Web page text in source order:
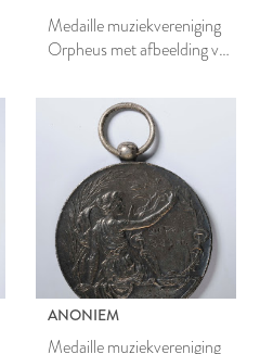
Medaille muziekvereniging
Orpheus met afbeelding van
ANONIEM
Medaille muziekvereniging